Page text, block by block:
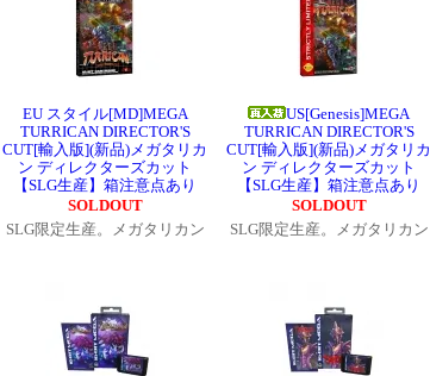
EU スタイル[MD]MEGA
TURRICAN DIRECTOR'S
CUT[輸入版](新品)メガタリカ
ン ディレクターズカット
【SLG生産】箱注意点あり
SOLDOUT
SLG限定生産。メガタリカン
US[Genesis]MEGA
TURRICAN DIRECTOR'S
CUT[輸入版](新品)メガタリカ
ン ディレクターズカット
【SLG生産】箱注意点あり
SOLDOUT
SLG限定生産。メガタリカン